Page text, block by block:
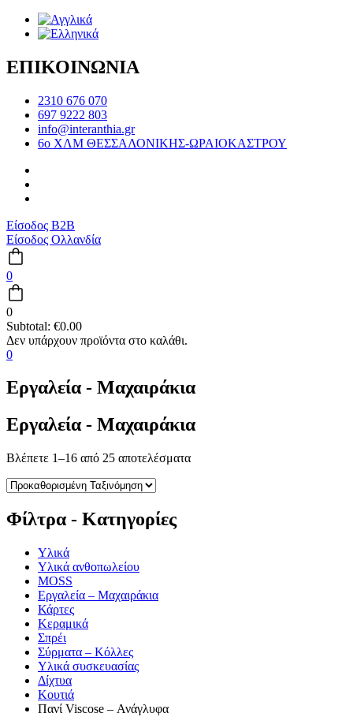
ΕΠΙΚΟΙΝΩΝΙΑ
2310 676 070
697 9222 803
info@interanthia.gr
6ο ΧΛΜ ΘΕΣΣΑΛΟΝΙΚΗΣ-ΩΡΑΙΟΚΑΣΤΡΟΥ
Είσοδος B2B
Είσοδος Ολλανδία
0
0
Subtotal: €0.00
0
Εργαλεία - Μαχαιράκια
Εργαλεία - Μαχαιράκια
Βλέπετε 1–16 από 25 αποτελέσματα
Φίλτρα - Κατηγορίες
Υλικά
Υλικά ανθοπωλείου
MOSS
Εργαλεία – Μαχαιράκια
Κάρτες
Κεραμικά
Σπρέι
Σύρματα – Κόλλες
Υλικά συσκευασίας
Δίχτυα
Κουτιά
Πανί Viscose – Ανάγλυφα